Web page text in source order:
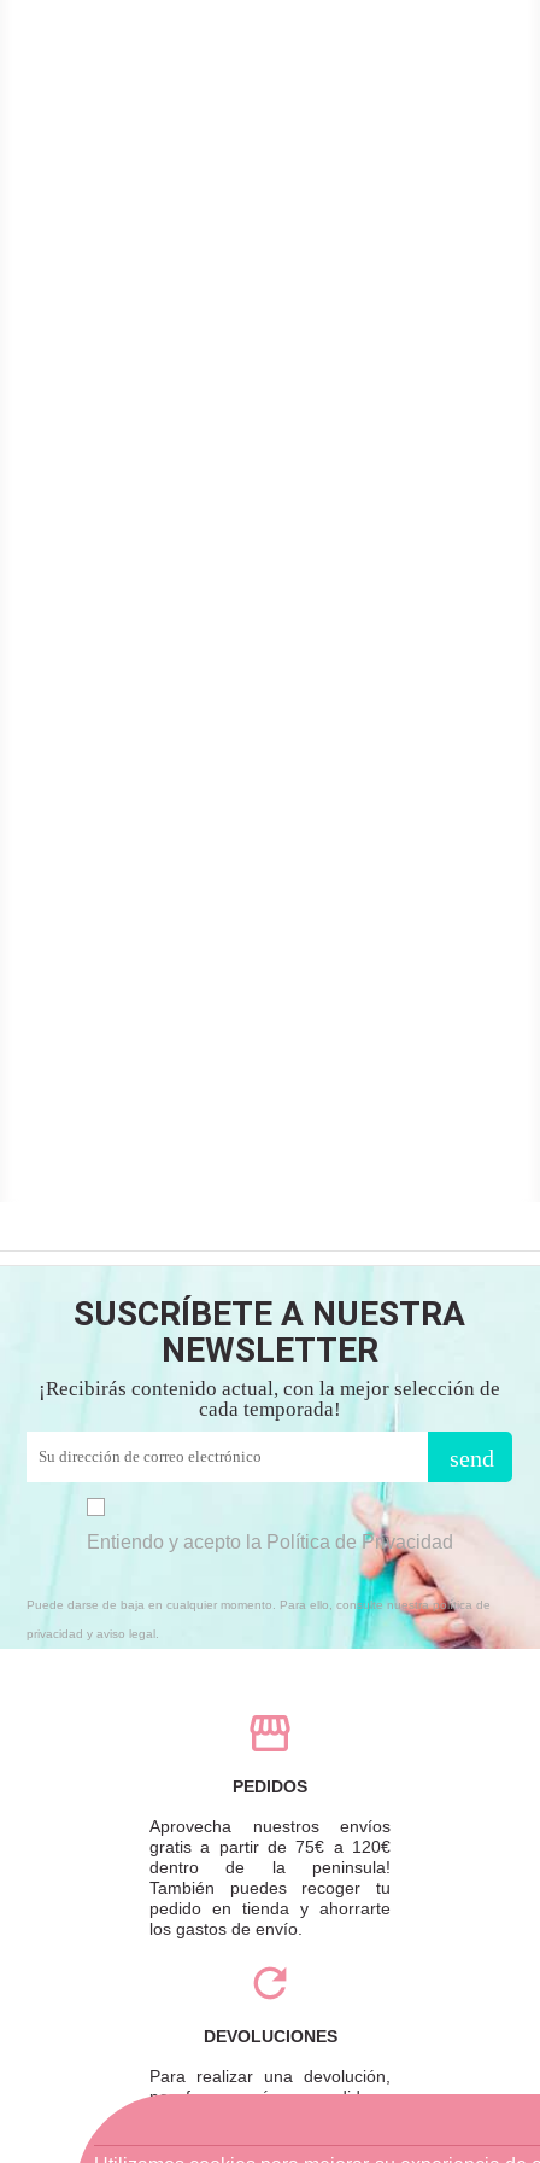
SUSCRÍBETE A NUESTRA
NEWSLETTER
¡Recibirás contenido actual, con la mejor selección de
cada temporada!
send
Entiendo y acepto la Política de Privacidad
Puede darse de baja en cualquier momento. Para ello, consulte nuestra política de
privacidad y aviso legal.
PEDIDOS
Aprovecha nuestros envíos
gratis a partir de 75€ a 120€
dentro de la peninsula!
También puedes recoger tu
pedido en tienda y ahorrarte
los gastos de envío.
DEVOLUCIONES
Para realizar una devolución,
por favor envíe su pedido a
tienda física más cercana.